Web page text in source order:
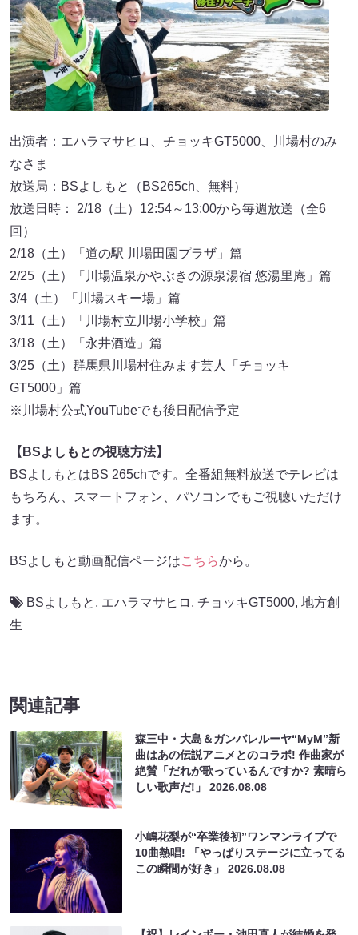
出演者：エハラマサヒロ、チョッキGT5000、川場村のみ
なさま
放送局：BSよしもと（BS265ch、無料）
放送日時： 2/18（土）12:54～13:00から毎週放送（全6
回）
2/18（土）「道の駅 川場田園プラザ」篇
2/25（土）「川場温泉かやぶきの源泉湯宿 悠湯里庵」篇
3/4（土）「川場スキー場」篇
3/11（土）「川場村立川場小学校」篇
3/18（土）「永井酒造」篇
3/25（土）群馬県川場村住みます芸人「チョッキ
GT5000」篇
※川場村公式YouTubeでも後日配信予定
【BSよしもとの視聴方法】
BSよしもとはBS 265chです。全番組無料放送でテレビは
もちろん、スマートフォン、パソコンでもご視聴いただけ
ます。
BSよしもと動画配信ページはこちらから。
BSよしもと , エハラマサヒロ , チョッキGT5000, 地方創
生
関連記事
森三中・大島＆ガンバレルーヤ“MyM”新
曲はあの伝説アニメとのコラボ! 作曲家が
絶賛「だれが歌っているんですか? 素晴ら
しい歌声だ!」2026.08.08
小嶋花梨が“卒業後初”ワンマンライブで
10曲熱唱! 「やっぱりステージに立ってる
この瞬間が好き」2026.08.08